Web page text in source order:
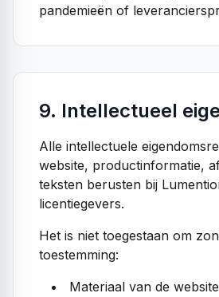
pandemieën of
9. Intellectueel
Alle intellectuele
website, productinformatie,
teksten berusten bij
licentiegevers.
Het is niet toegestaan om
toestemming:
Materiaal van de